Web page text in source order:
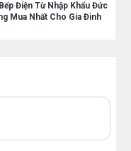
Điện Từ Nhập Khẩu Đức
Mua Nhất Cho Gia Đình